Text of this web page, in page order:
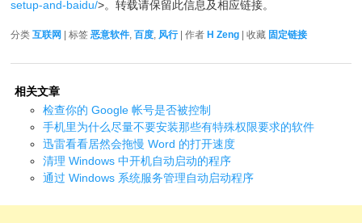
setup-and-baidu/>。转载请保留此信息及相应链接。
分类互联网 | 标签恶意软件,百度, 风行| 作者H Zeng | 收藏 固定链接
相关文章
检查你的 Google 帐号是否被控制
手机里为什么尽量不要安装那些有特殊权限要求的软件
迅雷看看居然会拖慢 Word 的打开速度
清理 Windows 中开机自动启动的程序
通过 Windows 系统服务管理自动启动程序